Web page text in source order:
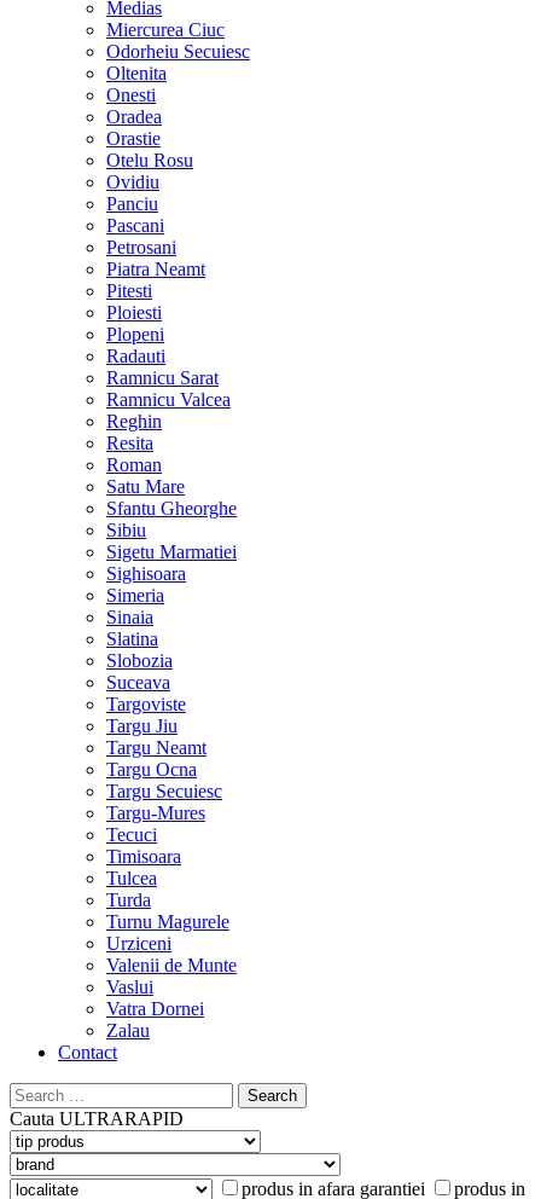
Medias
Miercurea Ciuc
Odorheiu Secuiesc
Oltenita
Onesti
Oradea
Orastie
Otelu Rosu
Ovidiu
Panciu
Pascani
Petrosani
Piatra Neamt
Pitesti
Ploiesti
Plopeni
Radauti
Ramnicu Sarat
Ramnicu Valcea
Reghin
Resita
Roman
Satu Mare
Sfantu Gheorghe
Sibiu
Sigetu Marmatiei
Sighisoara
Simeria
Sinaia
Slatina
Slobozia
Suceava
Targoviste
Targu Jiu
Targu Neamt
Targu Ocna
Targu Secuiesc
Targu-Mures
Tecuci
Timisoara
Tulcea
Turda
Turnu Magurele
Urziceni
Valenii de Munte
Vaslui
Vatra Dornei
Zalau
Contact
Search
for:
Cauta ULTRARAPID
produs in afara garantiei produs in